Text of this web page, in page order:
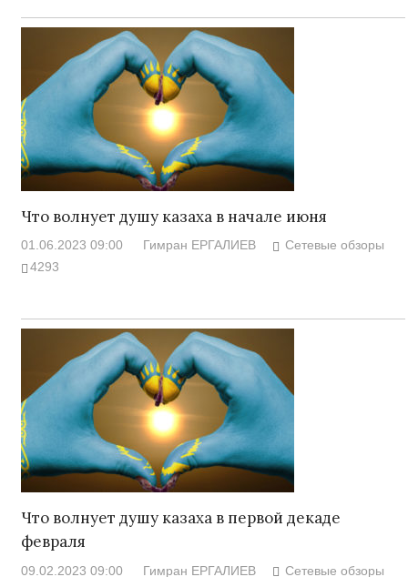
Что волнует душу казаха в начале июня
01.06.2023 09:00 Гимран ЕРГАЛИЕВ
Сетевые обзоры
4293
Что волнует душу казаха в первой декаде
февраля
09.02.2023 09:00 Гимран ЕРГАЛИЕВ Сетевые обзоры